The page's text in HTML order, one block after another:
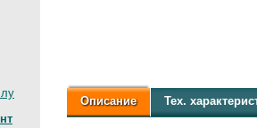
Описание Тех.